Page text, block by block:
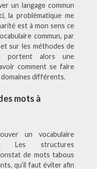
un langage commun
la problématique me
est à mon sens ce
commun, par
sur les méthodes de
portent alors une
comment se faire
différents.
mots à
un vocabulaire
Les structures
de mots tabous
qu’il faut éviter afin